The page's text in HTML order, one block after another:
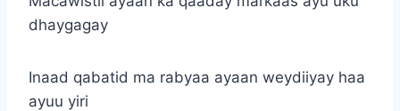
dhaygagay
Inaad qabatid ma rabyaa ayaan weydiiyay haa
ayuu yiri